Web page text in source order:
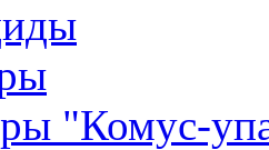
"Комус-